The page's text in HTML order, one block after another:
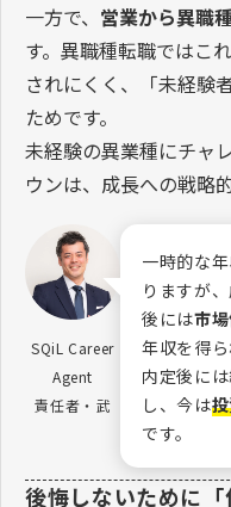
一方で、 営業から異職
す。異職種転職ではこ
されにくく、「未経験
ためです。
未経験の異業種にチャ
ウンは、成長への戦略
SQiL Career
Agent
責任者・武
一時的な
りますが
後には市
年収を得ら
内定後に
し、今は
です。
後悔しないために